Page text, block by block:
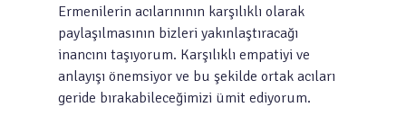
Ermenilerin acılarınının karşılıklı olarak
paylaşılmasının bizleri yakınlaştıracağı
inancını taşıyorum. Karşılıklı empatiyi ve
anlayışı önemsiyor ve bu şekilde ortak acıları
geride bırakabileceğimizi ümit ediyorum.